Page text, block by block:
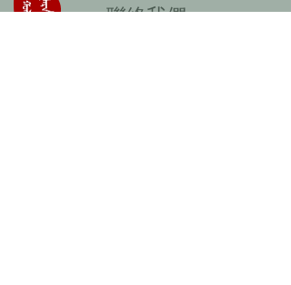
聯絡我們